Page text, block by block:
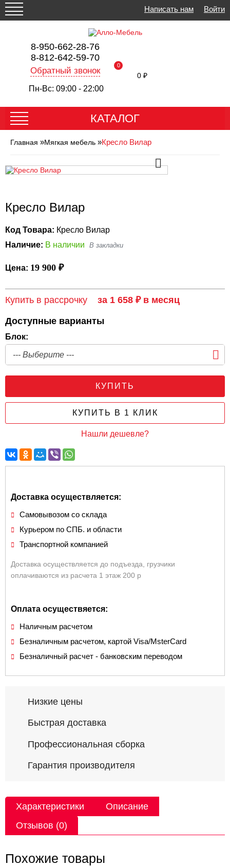
Написать нам Войти
8-950-662-28-76
8-812-642-59-70
Обратный звонок
Пн-Вс: 09:00 - 22:00
0
0 ₽
КАТАЛОГ
Главная »Мягкая мебель »Кресло Вилар
Кресло Вилар
Код Товара: Кресло Вилар
Наличие: В наличии
Цена: 19 900 ₽
Купить в рассрочку за 1 658 ₽ в месяц
Доступные варианты
Блок:
КУПИТЬ
КУПИТЬ В 1 КЛИК
Нашли дешевле?
Доставка осуществляется:
Самовывозом со склада
Курьером по СПБ. и области
Транспортной компанией
Доставка осуществляется до подъезда, грузчики
оплачиваются из расчета 1 этаж 200 р
Оплата осуществяется:
Наличным расчетом
Безналичным расчетом, картой Visa/MsterCard
Безналичный расчет - банковским переводом
Низкие цены
Быстрая доставка
Профессиональная сборка
Гарантия производителя
Характеристики
Описание
Отзывов (0)
Похожие товары